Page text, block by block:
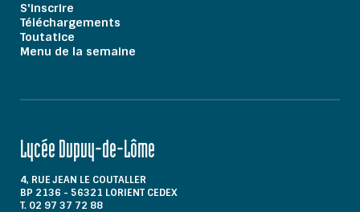
S'inscrire
Téléchargements
Toutatice
Menu de la semaine
Lycée Dupuy-de-Lôme
4, RUE JEAN LE COUTALLER
BP 2136 - 56321 LORIENT CEDEX
T. 02 97 37 72 88